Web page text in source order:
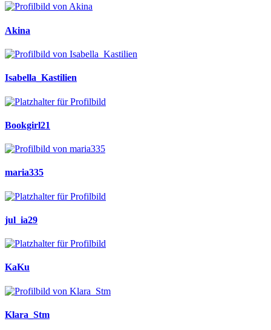
Akina
Isabella_Kastilien
Bookgirl21
maria335
jul_ia29
KaKu
Klara_Stm